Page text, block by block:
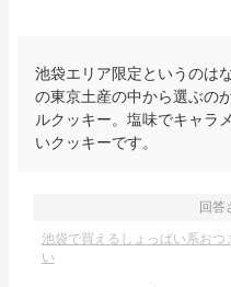
池袋エリア限定というのは
の東京土産の中から選ぶの
ルクッキー。塩味でキャラ
いクッキーです。
回答
池袋で買えるしょっぱい系おつ
い